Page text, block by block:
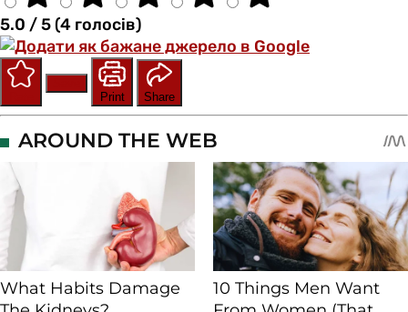
5.0 / 5 (4 голосів)
Print
Share